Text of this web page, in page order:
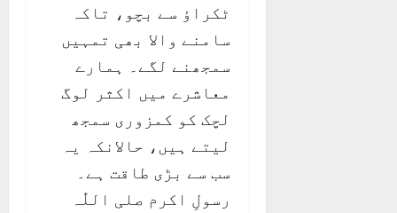
ٹکراؤ سے بچو، تاکہ
سامنے والا بھی تمہیں
سمجھنے لگے۔ ہمارے
معاشرے میں اکثر لوگ
لچک کو کمزوری سمجھ
لیتے ہیں، حالانکہ یہ
سب سے بڑی طاقت ہے۔
رسولِ اکرم صلی اللّٰہ